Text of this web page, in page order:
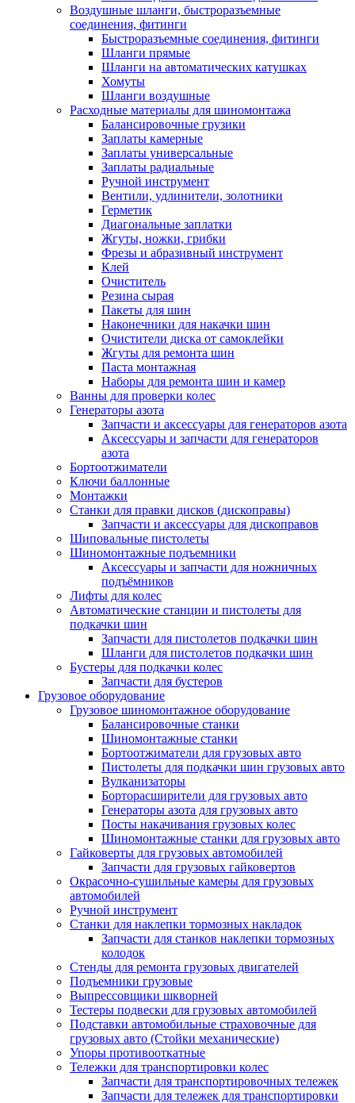
Воздушные шланги, быстроразъемные
соединения, фитинги
Быстроразъемные соединения, фитинги
Шланги прямые
Шланги на автоматических катушках
Хомуты
Шланги воздушные
Расходные материалы для шиномонтажа
Балансировочные грузики
Заплаты камерные
Заплаты универсальные
Заплаты радиальные
Ручной инструмент
Вентили, удлинители, золотники
Герметик
Диагональные заплатки
Жгуты, ножки, грибки
Фрезы и абразивный инструмент
Клей
Очиститель
Резина сырая
Пакеты для шин
Наконечники для накачки шин
Очистители диска от самоклейки
Жгуты для ремонта шин
Паста монтажная
Наборы для ремонта шин и камер
Ванны для проверки колес
Генераторы азота
Запчасти и аксессуары для генераторов азота
Аксессуары и запчасти для генераторов
азота
Бортоотжиматели
Ключи баллонные
Монтажки
Станки для правки дисков (дископравы)
Запчасти и аксессуары для дископравов
Шиповальные пистолеты
Шиномонтажные подъемники
Аксессуары и запчасти для ножничных
подъёмников
Лифты для колес
Автоматические станции и пистолеты для
подкачки шин
Запчасти для пистолетов подкачки шин
Шланги для пистолетов подкачки шин
Бустеры для подкачки колес
Запчасти для бустеров
Грузовое оборудование
Грузовое шиномонтажное оборудование
Балансировочные станки
Шиномонтажные станки
Бортоотжиматели для грузовых авто
Пистолеты для подкачки шин грузовых авто
Вулканизаторы
Борторасширители для грузовых авто
Генераторы азота для грузовых авто
Посты накачивания грузовых колес
Шиномонтажные станки для грузовых авто
Гайковерты для грузовых автомобилей
Запчасти для грузовых гайковертов
Окрасочно-сушильные камеры для грузовых
автомобилей
Ручной инструмент
Станки для наклепки тормозных накладок
Запчасти для станков наклепки тормозных
колодок
Стенды для ремонта грузовых двигателей
Подъемники грузовые
Выпрессовщики шкворней
Тестеры подвески для грузовых автомобилей
Подставки автомобильные страховочные для
грузовых авто (Стойки механические)
Упоры противооткатные
Тележки для транспортировки колес
Запчасти для транспортировочных тележек
Запчасти для тележек для транспортировки